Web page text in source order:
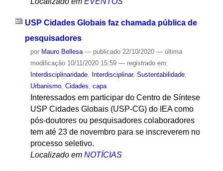
USP Cidades Globais faz chamada pública de
pesquisadores
por Mauro Bellesa — publicado22/10/2020 — última
modificação10/11/2020 15:59 — registrado em:
Interdisciplinaridade, Interdisciplinar, Sustentabilidade,
Urbanismo, Cidades, capa
Interessados em participar do Centro de Síntese
USP Cidades Globais (USP-CG) do IEA como
pós-doutores ou pesquisadores colaboradores
tem até 23 de novembro para se inscreverem no
processo seletivo.
Localizado em NOTÍCIAS